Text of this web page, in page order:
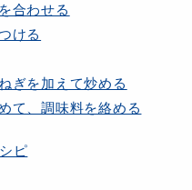
合わせる
ける
ぎを加えて炒める
て、調味料を絡める
ピ